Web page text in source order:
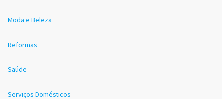
Moda e Beleza
Reformas
Saúde
Serviços Domésticos